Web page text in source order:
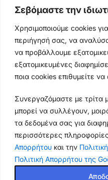
Σεβόμαστε την
Χρησιμοποιούμε cookies
περιήγησή σας, να
να προβάλλουμε
εξατομικευμένες
ποια cookies επιθυμείτε
Συνεργαζόμαστε με τρίτα
μπορεί να συλλέγουν,
τα δεδομένα σας για
περισσότερες
Απορρήτου και την
Πολιτική Απορρήτου της
Ωράρια & Διευθύνσεις →
210 4929089
Κεντρικό τηλέφωνο
info@thikishop.gr
Δευ - Σάβ: 10:00 - 21:00
ΔΩΡΕΑΝ ΑΠΟΣΤΟΛΗ
για παραγγελίες άνω των 35€
Copyright 2025 Powered by